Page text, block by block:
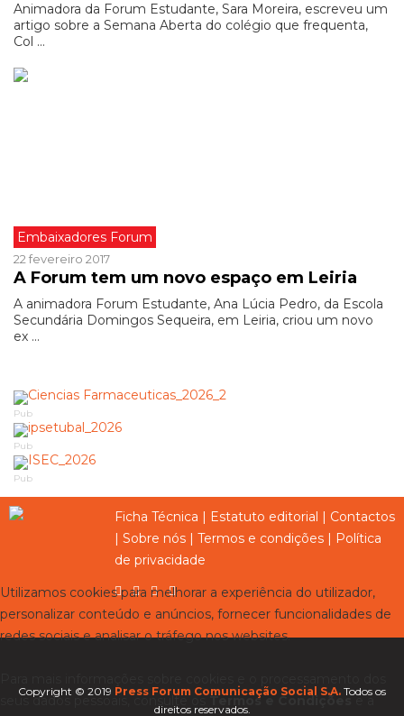
Animadora da Forum Estudante, Sara Moreira, escreveu um
artigo sobre a Semana Aberta do colégio que frequenta,
Col ...
Embaixadores Forum
22 fevereiro 2017
A Forum tem um novo espaço em Leiria
A animadora Forum Estudante, Ana Lúcia Pedro, da Escola
Secundária Domingos Sequeira, em Leiria, criou um novo
ex ...
Pub
Pub
Pub
Ficha Técnica | Estatuto editorial | Contactos
| Sobre nós | Termos e condições | Política
de privacidade
Copyright © 2019 Press Forum Comunicação Social S.A. Todos os
direitos reservados.
Utilizamos cookies para melhorar a experiência do utilizador,
personalizar conteúdo e anúncios, fornecer funcionalidades de
redes sociais e analisar o tráfego nos websites.
seus dados pessoais, consulte osTermos e Condiçõese a